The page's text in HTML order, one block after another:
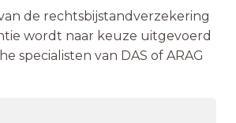
de rechtsbijstandverzekering
wordt naar keuze uitgevoerd
specialisten van DAS of ARAG